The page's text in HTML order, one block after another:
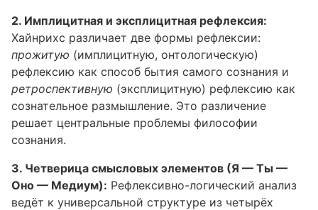
2. Имплицитная и эксплицитная рефлексия:
Хайнрихс различает две формы рефлексии:
прожитую (имплицитную, онтологическую)
рефлексию как способ бытия самого сознания и
ретроспективную (эксплицитную) рефлексию как
сознательное размышление. Это различение
решает центральные проблемы философии
сознания.
3. Четверица смысловых элементов (Я — Ты —
Оно — Медиум): Рефлексивно-логический анализ
ведёт к универсальной структуре из четырёх